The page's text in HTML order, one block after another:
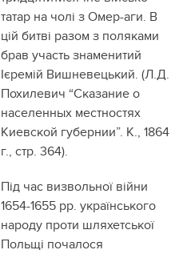
татар на чолі з Омер-аги. В
цій битві разом з поляками
брав участь знаменитий
Ієремій Вишневецький. (Л.Д.
Похилевич “Сказание о
населенных местностях
Киевской губернии”. К., 1864
г., стр. 364).
Під час визвольної війни
1654-1655 рр. українського
народу проти шляхетської
Польщі почалося